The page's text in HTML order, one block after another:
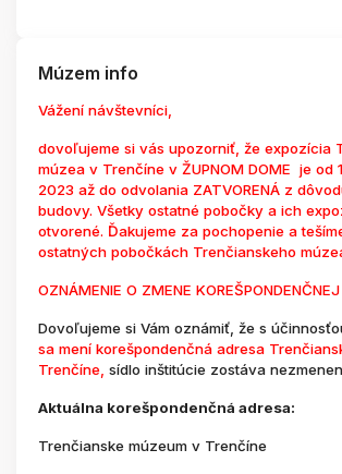
Múzem info
Vážení návštevníci,
dovoľujeme si vás upozorniť, že expozícia
múzea v Trenčíne v ŽUPNOM DOME je od
2023 až do odvolania ZATVORENÁ z
budovy. Všetky ostatné pobočky a ich
otvorené. Ďakujeme za pochopenie a
ostatných pobočkách Trenčianskeho
OZNÁMENIE O ZMENE
Dovoľujeme si Vám oznámiť, že s
sa mení korešpondenčná adresa
Trenčíne, sídlo inštitúcie zostáva
Aktuálna korešpondenčná adresa:
Trenčianske múzeum v Trenčíne